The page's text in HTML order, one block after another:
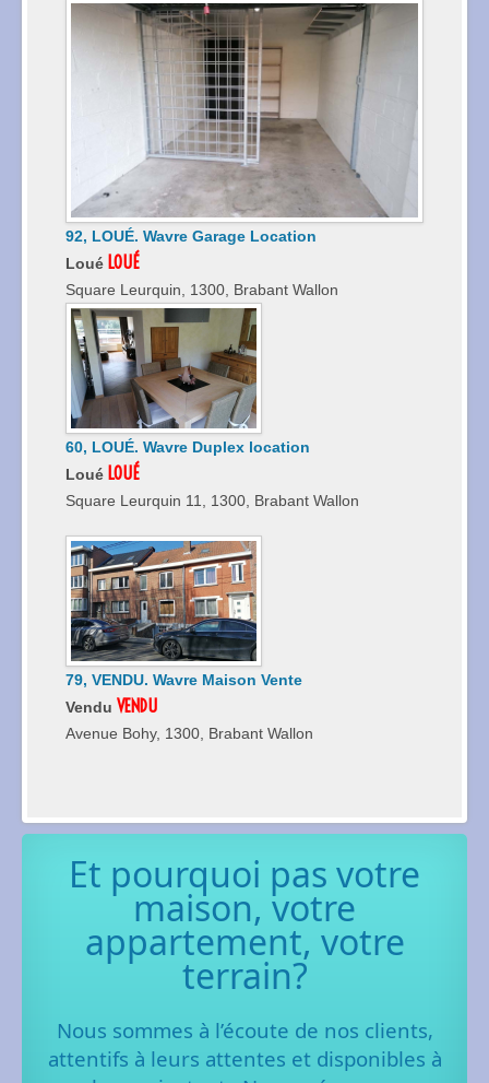
92, LOUÉ. Wavre Garage Location
Loué LOUÉ
Square Leurquin, 1300, Brabant Wallon
60, LOUÉ. Wavre Duplex location
Loué LOUÉ
Square Leurquin 11, 1300, Brabant Wallon
79, VENDU. Wavre Maison Vente
Vendu VENDU
Avenue Bohy, 1300, Brabant Wallon
Et pourquoi pas votre
maison, votre
appartement, votre
terrain?
Nous sommes à l’écoute de nos clients,
attentifs à leurs attentes et disponibles à